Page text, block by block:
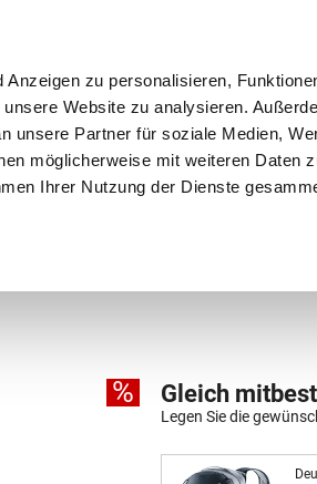
zu personalisieren,
Website zu analysieren.
unsere Partner für soziale Medien,
möglicherweise mit weiteren Daten
Ihrer Nutzung der Dienste
% Gleich
Legen Sie die